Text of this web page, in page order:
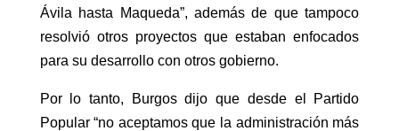
Ávila hasta Maqueda”, además de que tampoco
resolvió otros proyectos que estaban enfocados
para su desarrollo con otros gobierno.
Por lo tanto, Burgos dijo que desde el Partido
Popular “no aceptamos que la administración más